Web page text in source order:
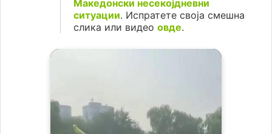
Македонски несекојдневни
ситуации. Испратете своја смешна
слика или видео овде.